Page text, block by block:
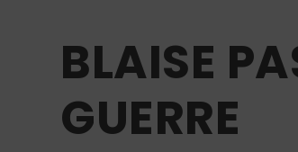
BLAISE
GUERRE